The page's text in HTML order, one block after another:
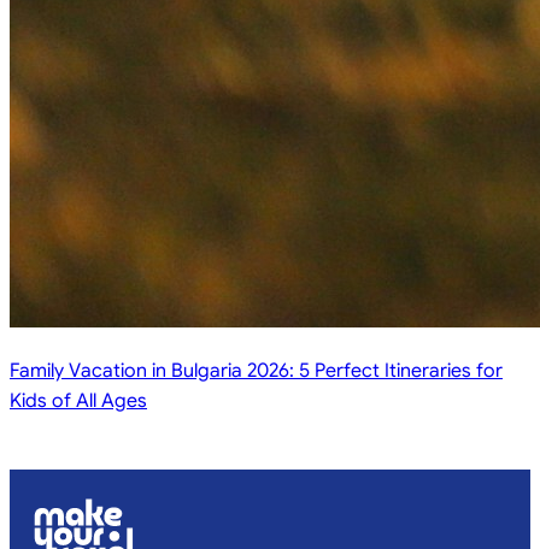
Family Vacation in Bulgaria 2026: 5 Perfect Itineraries for
Kids of All Ages